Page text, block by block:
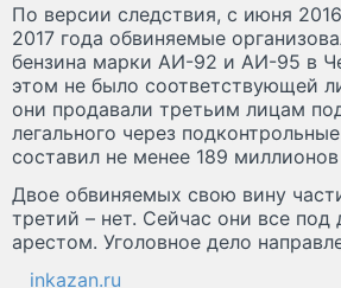
По версии следствия, с июня
2017 года обвиняемые
бензина марки АИ-92 и АИ-95 в
этом не было соответствующей
они продавали третьим лицам
легального через
составил не менее 189
Двое обвиняемых свою вину
третий – нет. Сейчас они все
арестом. Уголовное дело
inkazan.ru